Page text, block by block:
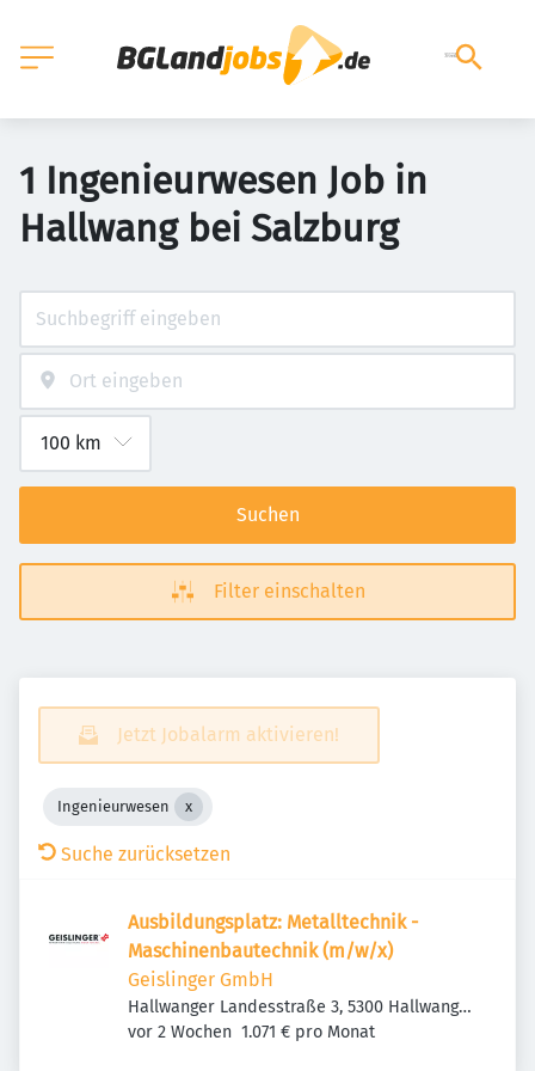
1 Ingenieurwesen Job in
Hallwang bei Salzburg
Suchen
Filter einschalten
Jetzt Jobalarm aktivieren!
Ingenieurwesen
Suche zurücksetzen
Ausbildungsplatz: Metalltechnik -
Maschinenbautechnik (m/w/x)
Geislinger GmbH
Hallwanger Landesstraße 3, 5300 Hallwang
bei Salzburg, Österreich
Veröffentlicht
vor 2 Wochen 1.071 € pro Monat